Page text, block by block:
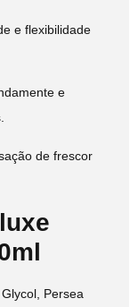
e flexibilidade
e
de frescor
Persea